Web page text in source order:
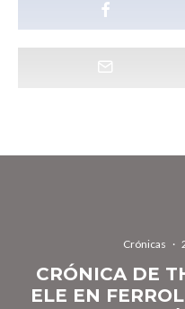
Crónicas ·
CRÓNICA DE
ELE EN